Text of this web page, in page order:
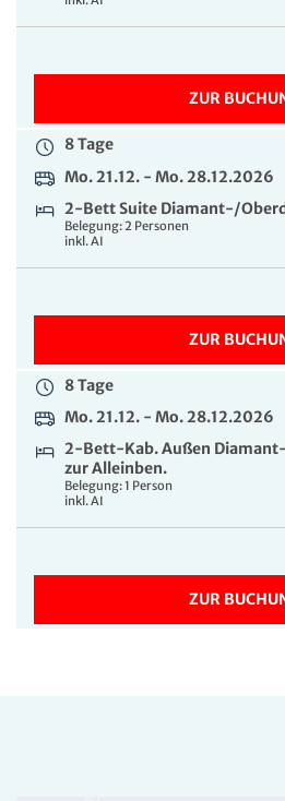
ZUR
8 Tage
Mo. 21.12. - Mo. 28.12.2026
2-Bett Suite Diamant-/
Belegung: 2 Personen
inkl. AI
ZUR
8 Tage
Mo. 21.12. - Mo. 28.12.2026
2-Bett-Kab. Außen
zur Alleinben.
Belegung: 1 Person
inkl. AI
ZUR